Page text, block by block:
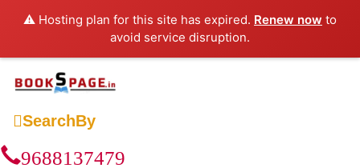
⚠️ Hosting plan for this site has expired. Renew now to
avoid service disruption.
SearchBy
9688137479